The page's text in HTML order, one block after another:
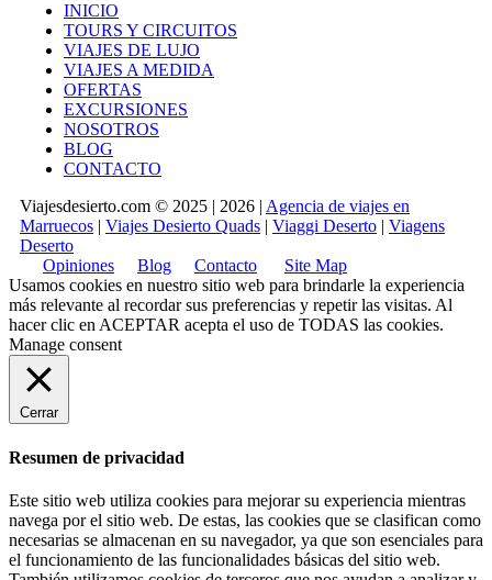
INICIO
TOURS Y CIRCUITOS
VIAJES DE LUJO
VIAJES A MEDIDA
OFERTAS
EXCURSIONES
NOSOTROS
BLOG
CONTACTO
Viajesdesierto.com © 2025 | 2026 | Agencia de viajes en
Marruecos | Viajes Desierto Quads | Viaggi Deserto | Viagens
Deserto
Opiniones
Blog Contacto
Site Map
Usamos cookies en nuestro sitio web para brindarle la experiencia
más relevante al recordar sus preferencias y repetir las visitas. Al
hacer clic en ACEPTAR acepta el uso de TODAS las cookies.
Manage consent
Cerrar
Resumen de privacidad
Este sitio web utiliza cookies para mejorar su experiencia mientras
navega por el sitio web. De estas, las cookies que se clasifican como
necesarias se almacenan en su navegador, ya que son esenciales para
el funcionamiento de las funcionalidades básicas del sitio web.